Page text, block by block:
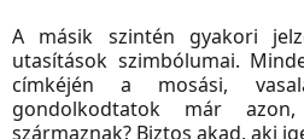
A másik szintén gyakori
utasítások szimbólumai.
címkéjén a mosási,
gondolkodtatok már
származnak? Biztos akad, aki